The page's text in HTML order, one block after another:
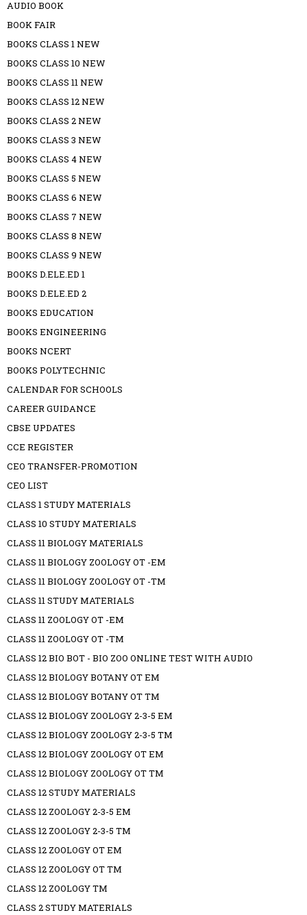
AUDIO BOOK
BOOK FAIR
BOOKS CLASS 1 NEW
BOOKS CLASS 10 NEW
BOOKS CLASS 11 NEW
BOOKS CLASS 12 NEW
BOOKS CLASS 2 NEW
BOOKS CLASS 3 NEW
BOOKS CLASS 4 NEW
BOOKS CLASS 5 NEW
BOOKS CLASS 6 NEW
BOOKS CLASS 7 NEW
BOOKS CLASS 8 NEW
BOOKS CLASS 9 NEW
BOOKS D.ELE.ED 1
BOOKS D.ELE.ED 2
BOOKS EDUCATION
BOOKS ENGINEERING
BOOKS NCERT
BOOKS POLYTECHNIC
CALENDAR FOR SCHOOLS
CAREER GUIDANCE
CBSE UPDATES
CCE REGISTER
CEO TRANSFER-PROMOTION
CEO LIST
CLASS 1 STUDY MATERIALS
CLASS 10 STUDY MATERIALS
CLASS 11 BIOLOGY MATERIALS
CLASS 11 BIOLOGY ZOOLOGY OT -EM
CLASS 11 BIOLOGY ZOOLOGY OT -TM
CLASS 11 STUDY MATERIALS
CLASS 11 ZOOLOGY OT -EM
CLASS 11 ZOOLOGY OT -TM
CLASS 12 BIO BOT - BIO ZOO ONLINE TEST WITH AUDIO
CLASS 12 BIOLOGY BOTANY OT EM
CLASS 12 BIOLOGY BOTANY OT TM
CLASS 12 BIOLOGY ZOOLOGY 2-3-5 EM
CLASS 12 BIOLOGY ZOOLOGY 2-3-5 TM
CLASS 12 BIOLOGY ZOOLOGY OT EM
CLASS 12 BIOLOGY ZOOLOGY OT TM
CLASS 12 STUDY MATERIALS
CLASS 12 ZOOLOGY 2-3-5 EM
CLASS 12 ZOOLOGY 2-3-5 TM
CLASS 12 ZOOLOGY OT EM
CLASS 12 ZOOLOGY OT TM
CLASS 12 ZOOLOGY TM
CLASS 2 STUDY MATERIALS